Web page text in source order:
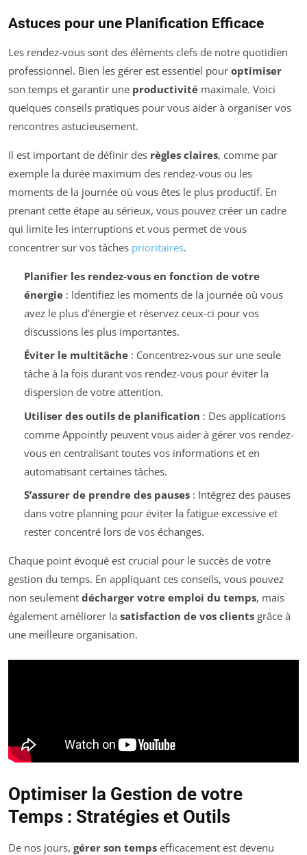
Astuces pour une Planification Efficace
Les rendez-vous sont des éléments clefs de notre quotidien
professionnel. Bien les gérer est essentiel pour optimiser
son temps et garantir une productivité maximale. Voici
quelques conseils pratiques pour vous aider à organiser vos
rencontres astucieusement.
Il est important de définir des règles claires, comme par
exemple la durée maximum des rendez-vous ou les
moments de la journée où vous êtes le plus productif. En
prenant cette étape au sérieux, vous pouvez créer un cadre
qui limite les interruptions et vous permet de vous
concentrer sur vos tâches prioritaires.
Planifier les rendez-vous en fonction de votre
énergie: Identifiez les moments de la journée où vous
avez le plus d’énergie et réservez ceux-ci pour vos
discussions les plus importantes.
Éviter le multitâche: Concentrez-vous sur une seule
tâche à la fois durant vos rendez-vous pour éviter la
dispersion de votre attention.
Utiliser des outils de planification : Des applications
comme Appointly peuvent vous aider à gérer vos rendez-
vous en centralisant toutes vos informations et en
automatisant certaines tâches.
S’assurer de prendre des pauses: Intégrez des pauses
dans votre planning pour éviter la fatigue excessive et
rester concentré lors de vos échanges.
Chaque point évoqué est crucial pour le succès de votre
gestion du temps. En appliquant ces conseils, vous pouvez
non seulement décharger votre emploi du temps, mais
également améliorer la satisfaction de vos clients grâce à
une meilleure organisation.
Optimiser la Gestion de votre
Temps : Stratégies et Outils
De nos jours, gérer son temps efficacement est devenu